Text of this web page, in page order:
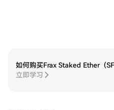
如何购买Frax Staked Ether（
立即学习